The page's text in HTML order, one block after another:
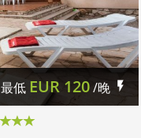
最低 EUR 120/晚